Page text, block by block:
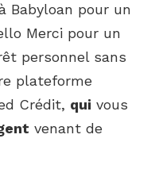
Babyloan pour un
Merci pour un
personnel sans
plateforme
Crédit, qui vous
venant de